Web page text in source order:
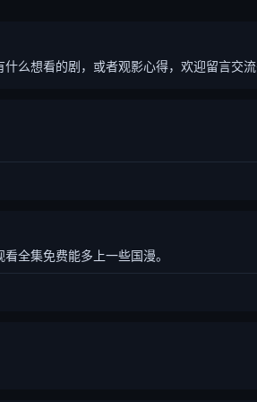
么想看的剧，或者观影心得，欢迎留言交
全集免费能多上一些国漫。